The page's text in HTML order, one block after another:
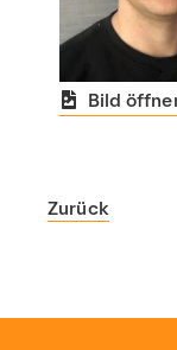
Bild
Zurück
https://